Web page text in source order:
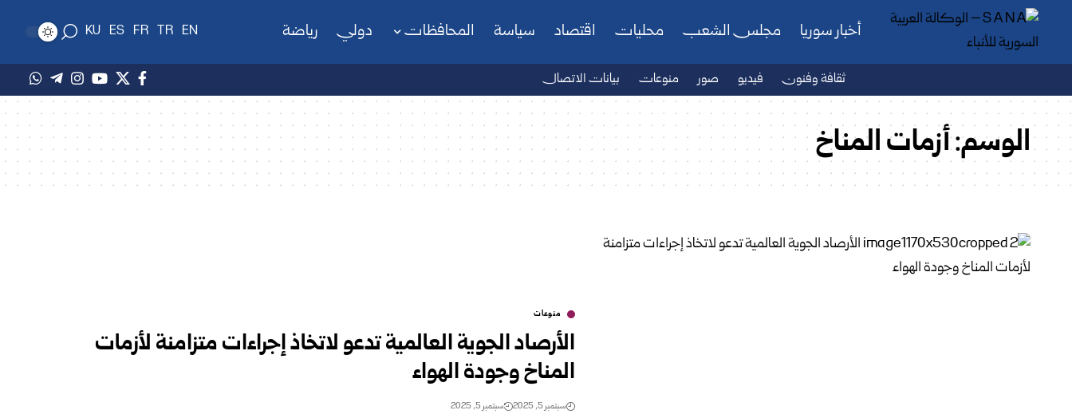
أخبار سوريا مجلس الشعب محليات اقتصاد سياسة المحافظات دولي رياضة EN
TR
FR
ES
KU
ثقافة وفنون فيديو صور منوعات بيانات الاتصال
الوسم:أزمات المناخ
منوعات
الأرصاد الجوية العالمية تدعو لاتخاذ إجراءات متزامنة لأزمات
المناخ وجودة الهواء
سبتمبر 5, 2025 سبتمبر 5, 2025